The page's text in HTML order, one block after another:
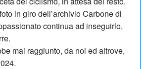
in giro dell’archivio Carbone di
continua ad inseguirlo,
mai raggiunto, da noi ed altrove,